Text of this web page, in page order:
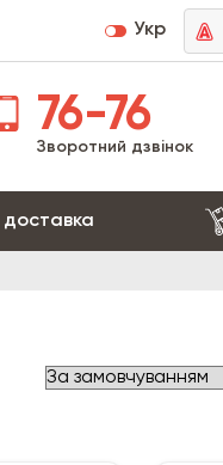
Укр
76-76
Зворотний дзвінок